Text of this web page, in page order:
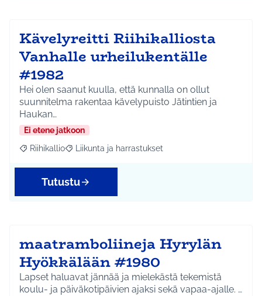
Kävelyreitti Riihikalliosta
Vanhalle urheilukentälle
#1982
Hei olen saanut kuulla, että kunnalla on ollut
suunnitelma rakentaa kävelypuisto Jätintien ja
Haukan…
Ei etene jatkoon
Rajaa tulokset aihepiirin mukaan: Riihikallio
Riihikallio Rajaa tulokset teeman mukaan: Liikunta ja
Liikunta ja harrastukset
Tutustu
maatramboliineja Hyrylän
Hyökkälään #1980
Lapset haluavat jännää ja mielekästä tekemistä
koulu- ja päiväkotipäivien ajaksi sekä vapaa-ajalle. …